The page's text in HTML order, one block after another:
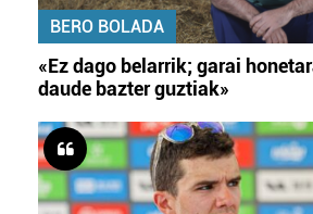
BERO BOLADA
«Ez dago belarrik; garai
daude bazter guztiak»